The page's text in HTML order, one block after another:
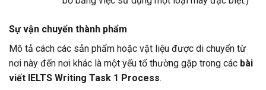
Sự vận chuyển thành phẩm
Mô tả cách các sản phẩm hoặc vật liệu được di chuyển từ
nơi này đến nơi khác là một yếu tố thường gặp trong các bài
viết IELTS Writing Task 1 Process.